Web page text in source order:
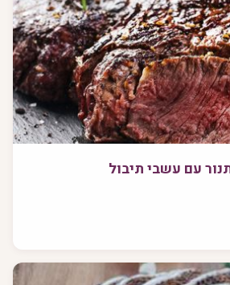
עם עשבי תיבול